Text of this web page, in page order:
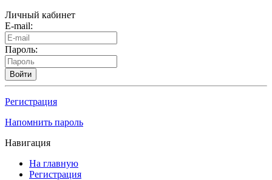
Личный кабинет
E-mail:
Пароль:
Войти
Регистрация
Напомнить пароль
Навигация
На главную
Регистрация